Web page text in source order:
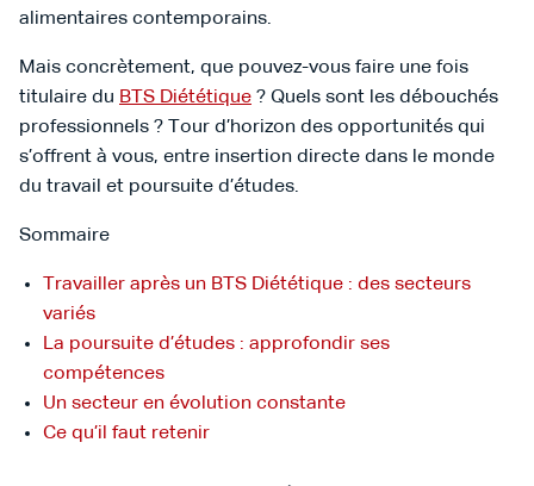
alimentaires contemporains.
Mais concrètement, que pouvez-vous faire une fois
titulaire du BTS Diététique ? Quels sont les débouchés
professionnels ? Tour d’horizon des opportunités qui
s’offrent à vous, entre insertion directe dans le monde
du travail et poursuite d’études.
Sommaire
Travailler après un BTS Diététique : des secteurs
variés
La poursuite d’études : approfondir ses
compétences
Un secteur en évolution constante
Ce qu’il faut retenir